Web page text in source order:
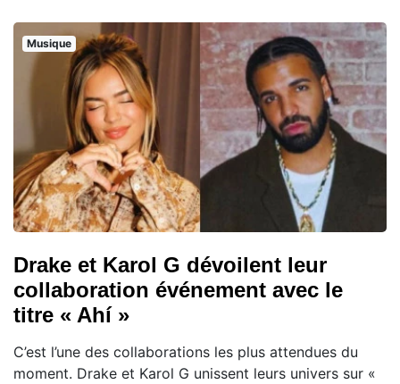
Musique
Drake et Karol G dévoilent leur
collaboration événement avec le
titre « Ahí »
C’est l’une des collaborations les plus attendues du
moment. Drake et Karol G unissent leurs univers sur «